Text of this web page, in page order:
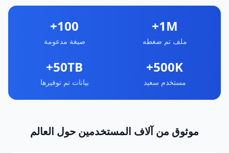
1M+
ملف تم ضغطه
100+
صيغة مدعومة
500K+
مستخدم سعيد
50TB+
بيانات تم توفيرها
موثوق من آلاف المستخدمين حول العالم